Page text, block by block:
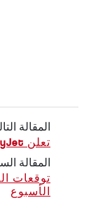
المقالة
تعلن EasyJet عن جدول الصيف الجديد
المقالة
توقعات
الأسبوع